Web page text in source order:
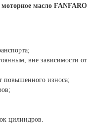
моторное масло FANFARO
вне зависимости от
повышенного износа;
цилиндров.